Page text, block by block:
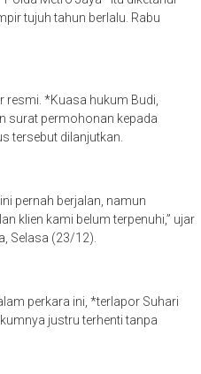
Metro Jaya* itu diketahui
tujuh tahun berlalu. Rabu
resmi. *Kuasa hukum Budi,
surat permohonan kepada
tersebut dilanjutkan.
pernah berjalan, namun
klien kami belum terpenuhi,” ujar
Selasa (23/12).
perkara ini, *terlapor Suhari
justru terhenti tanpa